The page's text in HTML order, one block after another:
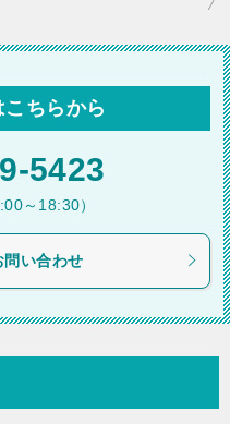
ちらから
5423
～18:30）
問い合わせ